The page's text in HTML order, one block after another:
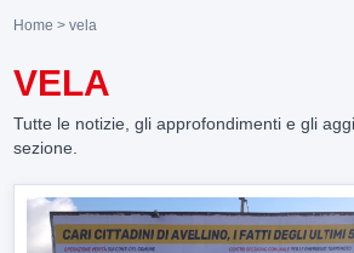
Home > vela
VELA
Tutte le notizie, gli approfondimenti e gli
sezione.